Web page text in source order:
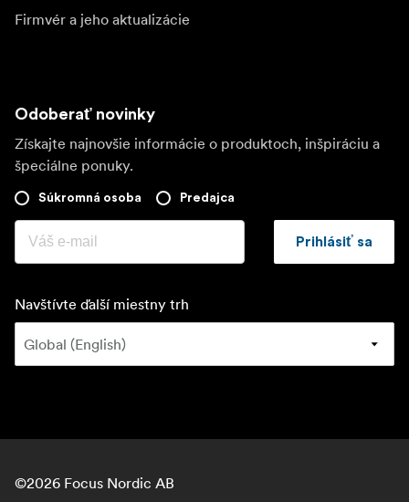
Firmvér a jeho aktualizácie
Odoberať novinky
Získajte najnovšie informácie o produktoch, inšpiráciu a
špeciálne ponuky.
Súkromná osoba Predajca
Prihlásiť sa
Navštívte ďalší miestny trh
©2026 Focus Nordic AB